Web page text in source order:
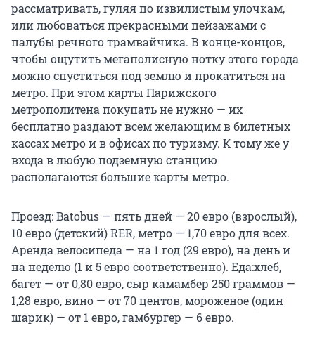
рассматривать, гуляя по извилистым улочкам,
или любоваться прекрасными пейзажами с
палубы речного трамвайчика. В конце-концов,
чтобы ощутить мегаполисную нотку этого города
можно спуститься под землю и прокатиться на
метро. При этом карты Парижского
метрополитена покупать не нужно — их
бесплатно раздают всем желающим в билетных
кассах метро и в офисах по туризму. К тому же у
входа в любую подземную станцию
располагаются большие карты метро.
Проезд: Batobus — пять дней — 20 евро (взрослый),
10 евро (детский) RER, метро — 1,70 евро для всех.
Аренда велосипеда — на 1 год (29 евро), на день и
на неделю (1 и 5 евро соответственно). Еда:хлеб,
багет — от 0,80 евро, сыр камамбер 250 граммов —
1,28 евро, вино — от 70 центов, мороженое (один
шарик) — от 1 евро, гамбургер — 6 евро.